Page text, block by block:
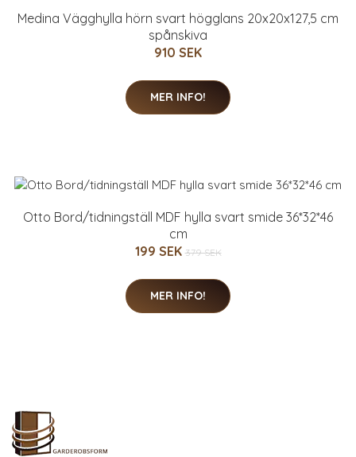
Medina Vägghylla hörn svart högglans 20x20x127,5 cm
spånskiva
910 SEK
MER INFO!
Otto Bord/tidningställ MDF hylla svart smide 36*32*46
cm
199 SEK 379 SEK
MER INFO!